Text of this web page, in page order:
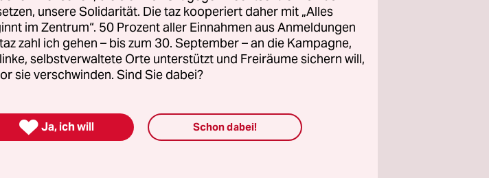
ein. Die stellvertretende US-
wurde in dem Gespräch
deutlich.
unsere Solidarität. Die taz kooperiert daher mit „Alles
im Zentrum“. 50 Prozent aller Einnahmen aus Anmeldungen
zahl ich gehen – bis zum 30. September – an die Kampagne,
selbstverwaltete Orte unterstützt und Freiräume sichern will,
sie verschwinden. Sind Sie dabei?
 Ja, ich will Schon dabei!